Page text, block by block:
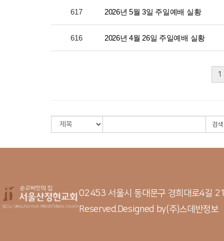
617 2026년 5월 3일 주일예배 실황
616 2026년 4월 26일 주일예배 실황
1
검색
02453 서울시 동대문구 경희대로4길
Reserved.Designed by(주)스데반정보